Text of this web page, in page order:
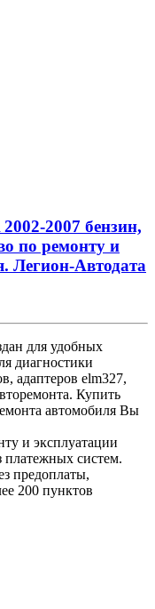
2007 бензин,
по ремонту и
Легион-Aвтодата
для удобных
диагностики
адаптеров elm327,
Купить
автомобиля Вы
и эксплуатации
систем.
предоплаты,
200 пунктов